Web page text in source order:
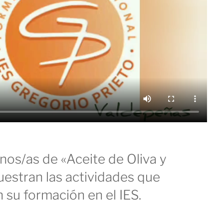
as de «Aceite de Oliva y
las actividades que
su formación en el IES.